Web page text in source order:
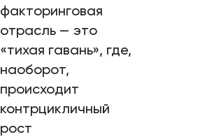
факторинговая
отрасль — это
«тихая гавань», где,
наоборот,
происходит
контрцикличный
рост